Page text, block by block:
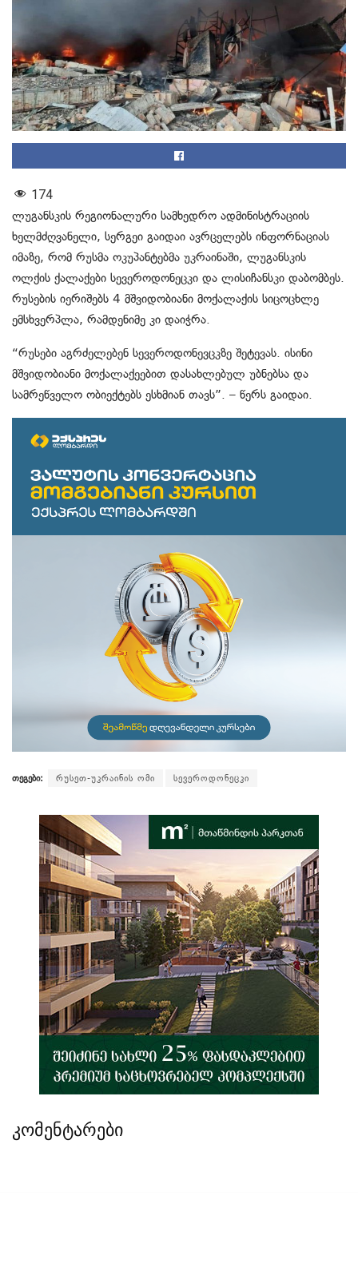
174
ლუგანსკის რეგიონალური სამხედრო ადმინისტრაციის
ხელმძღვანელი, სერგეი გაიდაი ავრცელებს ინფორნაციას
იმაზე, რომ რუსმა ოკუპანტებმა უკრაინაში, ლუგანსკის
ოლქის ქალაქები სევეროდონეცკი და ლისიჩანსკი დაბომბეს.
რუსების იერიშებს 4 მშვიდობიანი მოქალაქის სიცოცხლე
ემსხვერპლა, რამდენიმე კი დაიჭრა.
“რუსები აგრძელებენ სევეროდონევცკზე შეტევას. ისინი
მშვიდობიანი მოქალაქეებით დასახლებულ უბნებსა და
სამრეწველო ობიექტებს ესხმიან თავს”. – წერს გაიდაი.
თეგები: რუსეთ-უკრაინის ომი სევეროდონეცკი
კომენტარები